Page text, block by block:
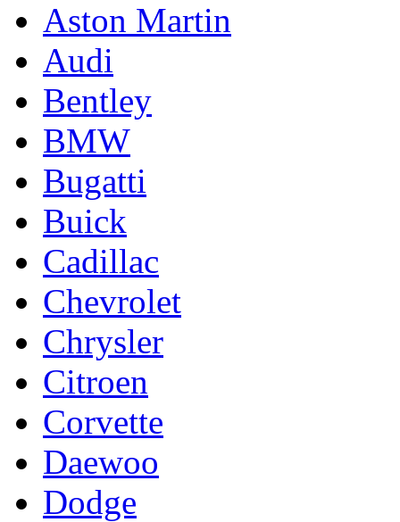
Aston Martin
Audi
Bentley
BMW
Bugatti
Buick
Cadillac
Chevrolet
Chrysler
Citroen
Corvette
Daewoo
Dodge